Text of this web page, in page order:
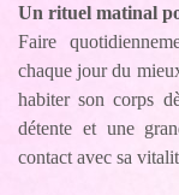
Un rituel matinal
Faire
chaque jour du
habiter son corps
détente et une
contact avec sa